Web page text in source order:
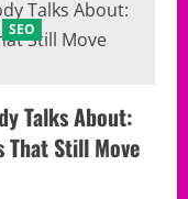
SEO
Talks About:
Still Move